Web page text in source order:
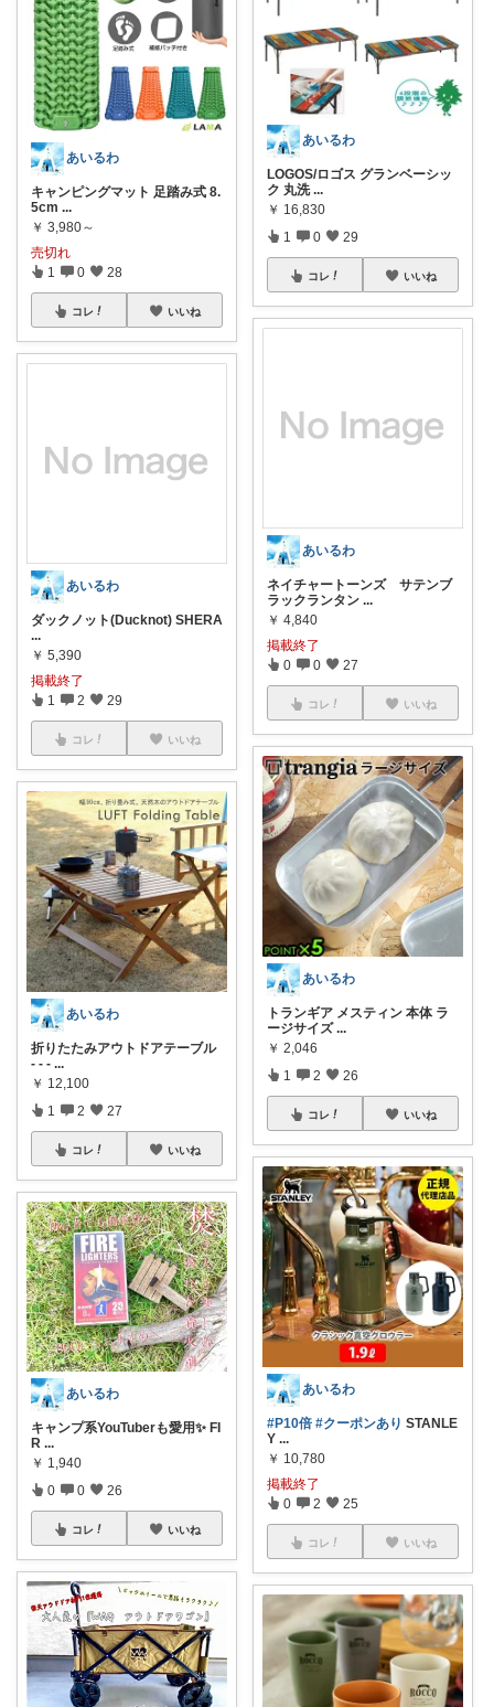
あいるわ
キャンピングマット 足踏み式 8.
5cm ...
￥ 3,980～
売切れ
1 0 28
コレ いいね
あいるわ
ダックノット(Ducknot) SHERA
...
￥ 5,390
掲載終了
1 2 29
コレ いいね
あいるわ
折りたたみアウトドアテーブル
- - - ...
￥ 12,100
1 2 27
コレ いいね
あいるわ
キャンプ系YouTuberも愛用✨ FI
R ...
￥ 1,940
0 0 26
コレ いいね
あいるわ
LOGOS/ロゴス グランベーシッ
ク 丸洗 ...
￥ 16,830
1 0 29
コレ いいね
あいるわ
ネイチャートーンズ サテンブ
ラックランタン ...
￥ 4,840
掲載終了
0 0 27
コレ いいね
あいるわ
トランギア メスティン 本体 ラ
ージサイズ ...
￥ 2,046
1 2 26
コレ いいね
あいるわ
#P10倍 #クーポンあり STANLE
Y ...
￥ 10,780
掲載終了
0 2 25
コレ いいね